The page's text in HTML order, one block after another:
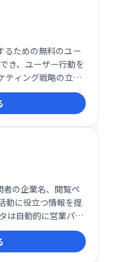
るための無料のユー
き、ユーザー行動を
ティング戦略の立案
されるため、初期費
れます。
の企業名、閲覧ペ
動に役立つ情報を提
は自動的に営業パイ
の効率化を実現しま
力な営業支援ツール